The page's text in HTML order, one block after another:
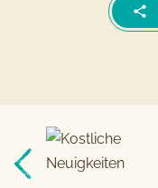
Beitragsnavigation
Vorheriger
Artikel